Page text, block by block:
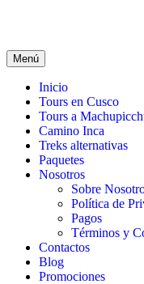
Menú
Inicio
Tours en Cusco
Tours a
Camino Inca
Treks alternativas
Paquetes
Nosotros
Sobre
Política de
Pagos
Términos y
Contactos
Blog
Promociones